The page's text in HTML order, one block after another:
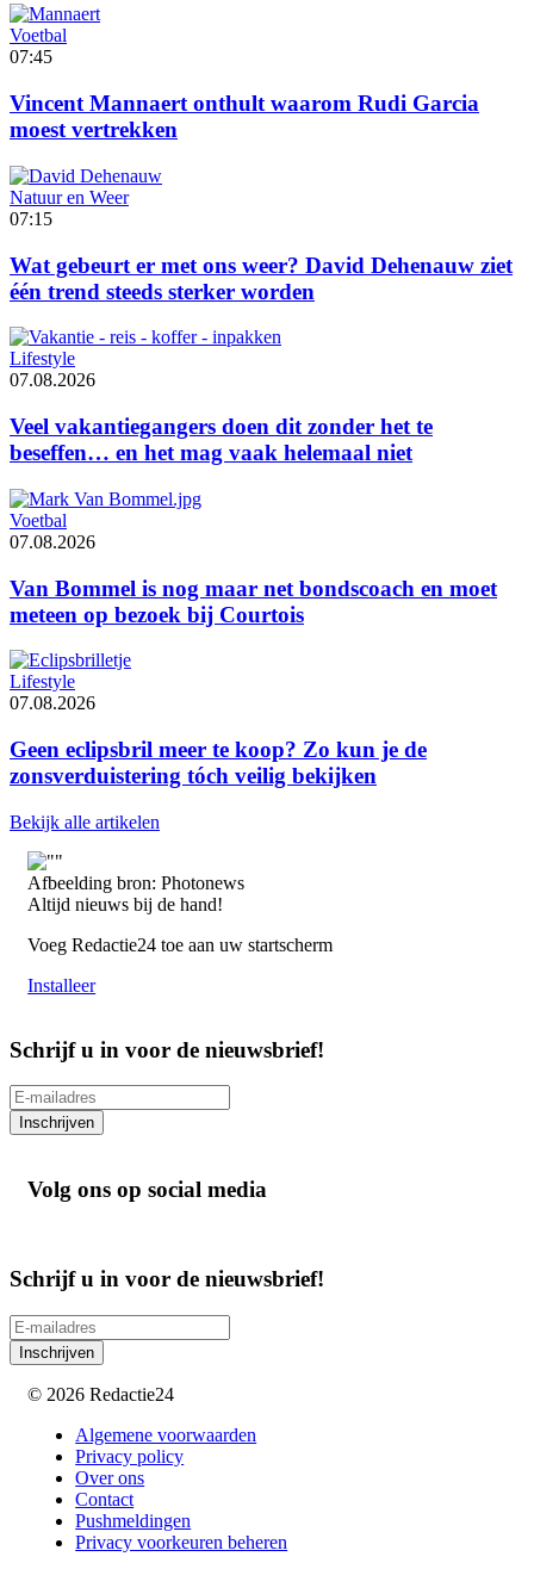
Voetbal
07:45
Vincent Mannaert onthult waarom Rudi Garcia
moest vertrekken
Natuur en Weer
07:15
Wat gebeurt er met ons weer? David Dehenauw ziet
één trend steeds sterker worden
Lifestyle
07.08.2026
Veel vakantiegangers doen dit zonder het te
beseffen… en het mag vaak helemaal niet
Voetbal
07.08.2026
Van Bommel is nog maar net bondscoach en moet
meteen op bezoek bij Courtois
Lifestyle
07.08.2026
Geen eclipsbril meer te koop? Zo kun je de
zonsverduistering tóch veilig bekijken
Bekijk alle artikelen
Afbeelding bron: Photonews
Altijd nieuws bij de hand!
Voeg Redactie24 toe aan uw startscherm
Installeer
Schrijf u in voor de nieuwsbrief!
Inschrijven
Volg ons op social media
Schrijf u in voor de nieuwsbrief!
Inschrijven
© 2026 Redactie24
Algemene voorwaarden
Privacy policy
Over ons
Contact
Pushmeldingen
Privacy voorkeuren beheren